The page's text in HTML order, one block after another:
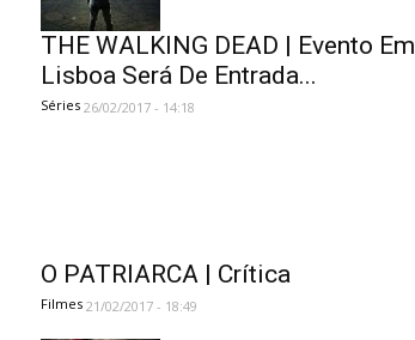
THE WALKING DEAD | Evento Em
Lisboa Será De Entrada...
Séries 26/02/2017 - 14:18
O PATRIARCA | Crítica
Filmes 21/02/2017 - 18:49